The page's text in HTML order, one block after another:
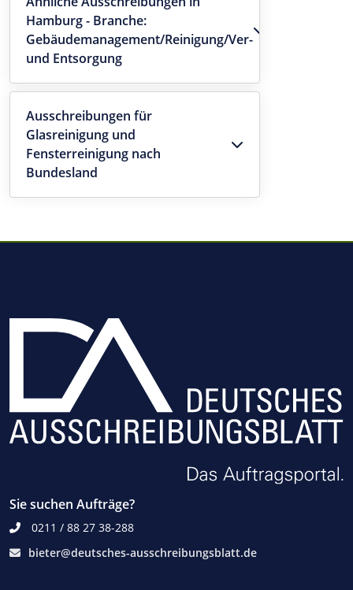
Hamburg - Branche:
Gebäudemanagement/Reinigung/Ver-
und Entsorgung
Ausschreibungen für
Glasreinigung und
Fensterreinigung nach
Bundesland
Sie suchen Aufträge?
0211 / 88 27 38-288
bieter@deutsches-ausschreibungsblatt.de